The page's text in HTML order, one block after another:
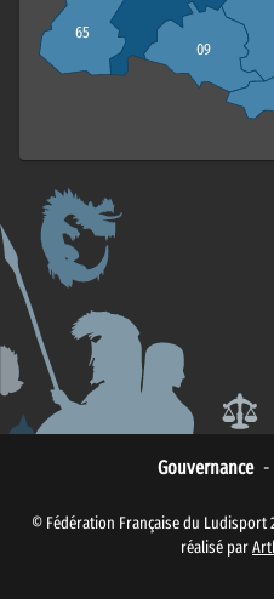
65
09
Gouvernance -
© Fédération Française du Ludisport
réalisé par